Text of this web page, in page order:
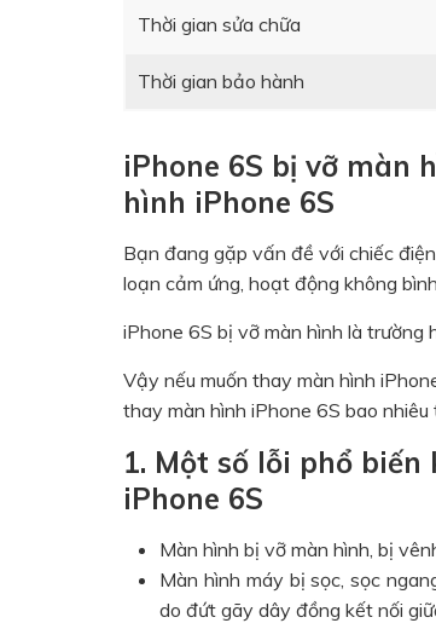
Thời gian sửa chữa
Thời gian bảo hành
iPhone 6S bị vỡ màn
hình iPhone 6S
Bạn đang gặp vấn đề với chiếc
loạn cảm ứng, hoạt động không
iPhone 6S bị vỡ màn hình là trường
Vậy nếu muốn thay màn hình
thay màn hình iPhone 6S bao nhiêu
1. Một số lỗi phổ
iPhone 6S
Màn hình bị vỡ màn hình, bị
Màn hình máy bị sọc, sọc
do đứt gãy dây đồng kết nối